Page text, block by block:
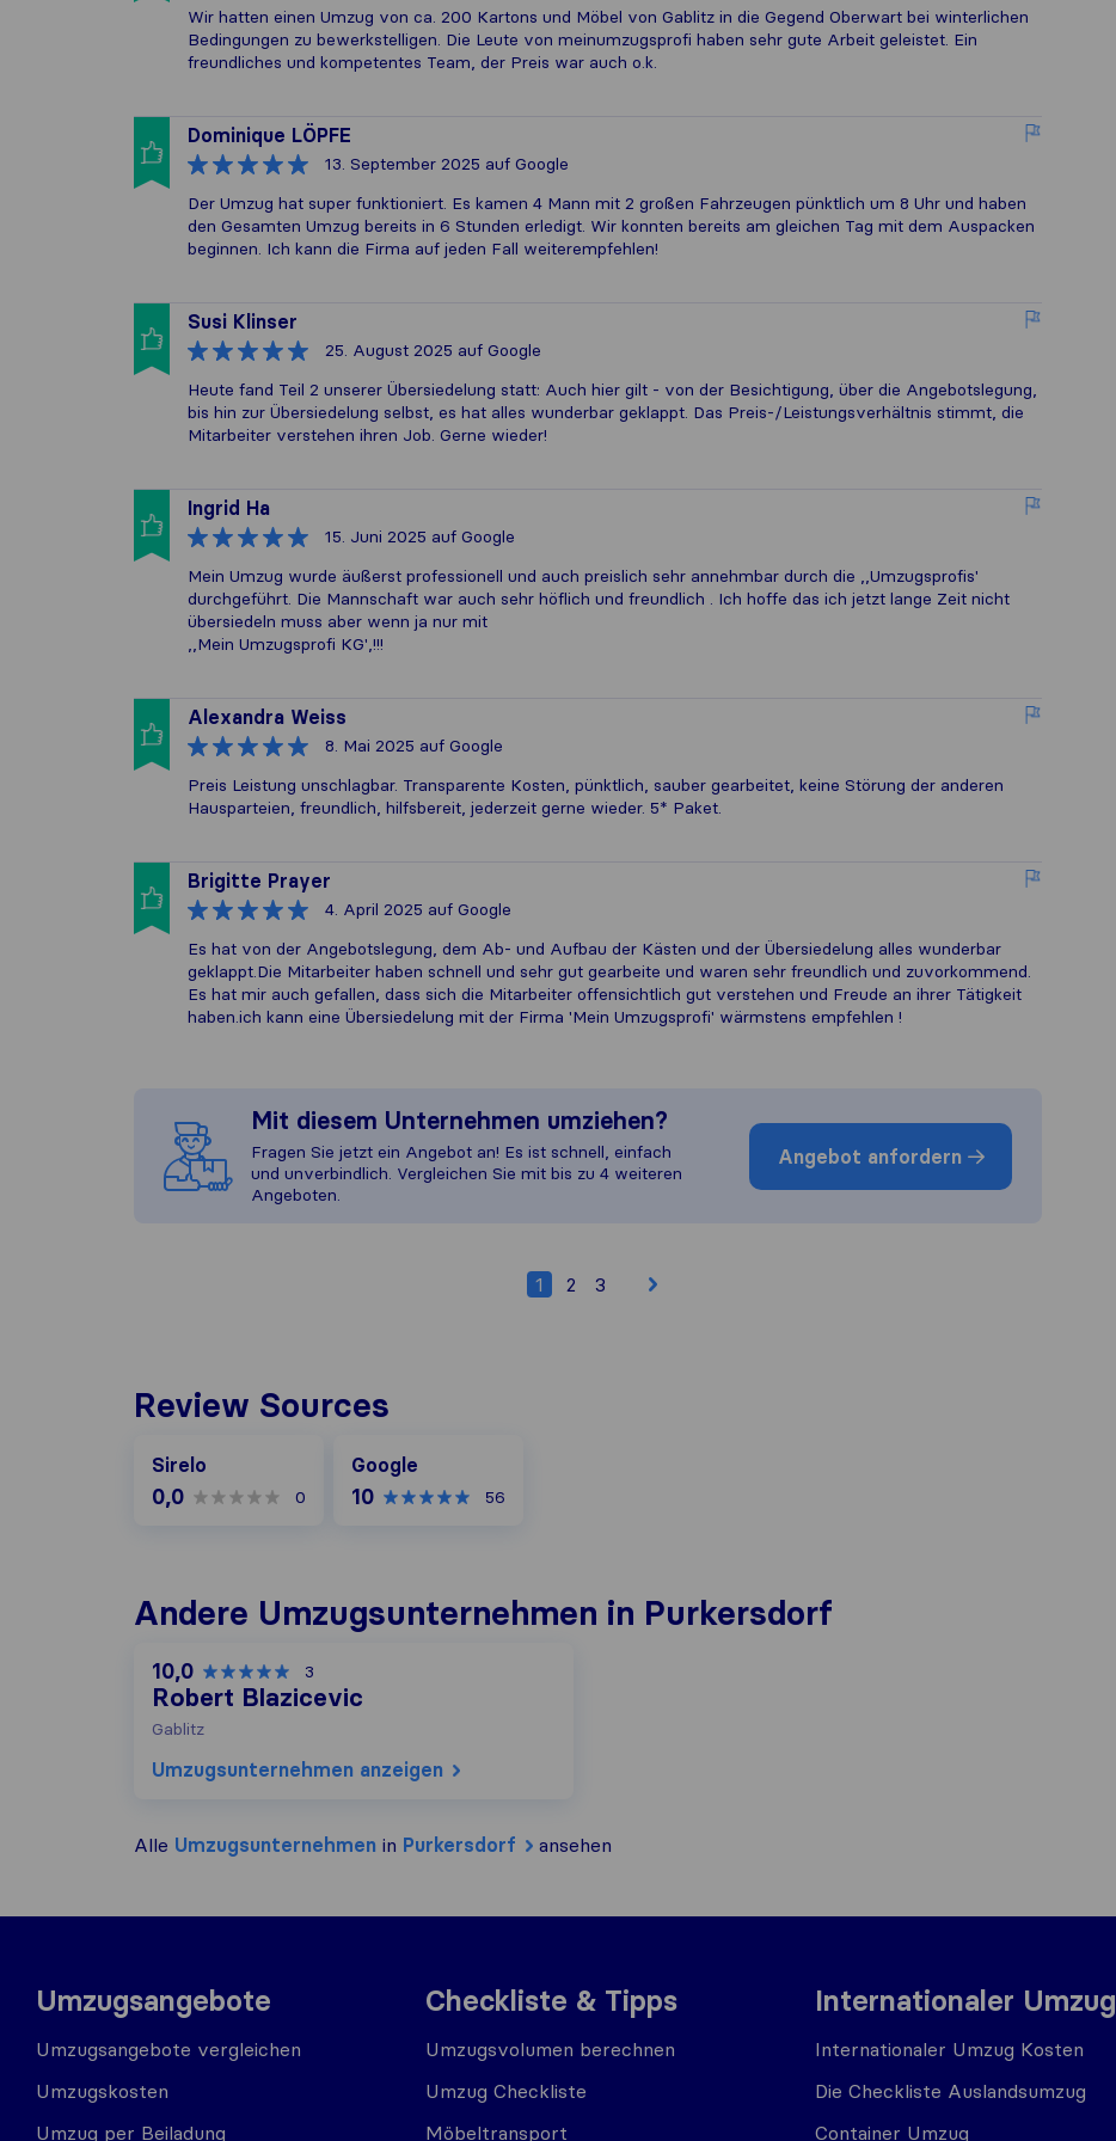
Wir hatten einen Umzug von ca. 200 Kartons und Möbel von Gablitz in die Gegend Oberwart bei winterlichen
Bedingungen zu bewerkstelligen. Die Leute von meinumzugsprofi haben sehr gute Arbeit geleistet. Ein
freundliches und kompetentes Team, der Preis war auch o.k.
Dominique LÖPFE
13. September 2025 auf Google
Der Umzug hat super funktioniert. Es kamen 4 Mann mit 2 großen Fahrzeugen pünktlich um 8 Uhr und haben
den Gesamten Umzug bereits in 6 Stunden erledigt. Wir konnten bereits am gleichen Tag mit dem Auspacken
beginnen. Ich kann die Firma auf jeden Fall weiterempfehlen!
Susi Klinser
25. August 2025 auf Google
Heute fand Teil 2 unserer Übersiedelung statt: Auch hier gilt - von der Besichtigung, über die Angebotslegung,
bis hin zur Übersiedelung selbst, es hat alles wunderbar geklappt. Das Preis-/Leistungsverhältnis stimmt, die
Mitarbeiter verstehen ihren Job. Gerne wieder!
Ingrid Ha
15. Juni 2025 auf Google
Mein Umzug wurde äußerst professionell und auch preislich sehr annehmbar durch die ,,Umzugsprofis'
durchgeführt. Die Mannschaft war auch sehr höflich und freundlich . Ich hoffe das ich jetzt lange Zeit nicht
übersiedeln muss aber wenn ja nur mit
,,Mein Umzugsprofi KG',!!!
Alexandra Weiss
8. Mai 2025 auf Google
Preis Leistung unschlagbar. Transparente Kosten, pünktlich, sauber gearbeitet, keine Störung der anderen
Hausparteien, freundlich, hilfsbereit, jederzeit gerne wieder. 5* Paket.
Brigitte Prayer
4. April 2025 auf Google
Es hat von der Angebotslegung, dem Ab- und Aufbau der Kästen und der Übersiedelung alles wunderbar
geklappt.Die Mitarbeiter haben schnell und sehr gut gearbeite und waren sehr freundlich und zuvorkommend.
Es hat mir auch gefallen, dass sich die Mitarbeiter offensichtlich gut verstehen und Freude an ihrer Tätigkeit
haben.ich kann eine Übersiedelung mit der Firma 'Mein Umzugsprofi' wärmstens empfehlen !
Mit diesem Unternehmen umziehen?
Fragen Sie jetzt ein Angebot an! Es ist schnell, einfach
und unverbindlich. Vergleichen Sie mit bis zu 4 weiteren
Angeboten.
Angebot anfordern
1 2 3
Review Sources
Sirelo
0,0 0
Google
10 56
Andere Umzugs​unternehmen in Purkersdorf
10,0 3
Robert Blazicevic
Gablitz
Umzugs​unternehmen anzeigen
Alle Umzugs​unternehmen in Purkersdorf ansehen
Umzugsangebote
Umzugsangebote vergleichen
Umzugskosten
Umzug per Beiladung
Checkliste & Tipps
Umzugsvolumen berechnen
Umzug Checkliste
Möbeltransport
Internationaler Umzug
Internationaler Umzug Kosten
Die Checkliste Auslandsumzug
Container Umzug